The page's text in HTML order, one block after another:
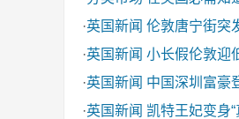
·英国新闻 伦敦唐宁街突
·英国新闻 小长假伦敦迎
·英国新闻 中国深圳富豪
·英国新闻 凯特王妃变身